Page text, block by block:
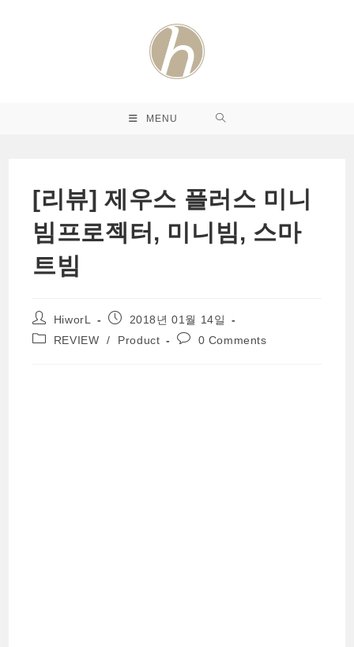
MENU
[리뷰] 제우스 플러스 미니
빔프로젝터, 미니빔, 스마
트빔
Post
author:
HiworL
Post2018년 01월 14일
PostREVIEW / Product
Post0 Comments